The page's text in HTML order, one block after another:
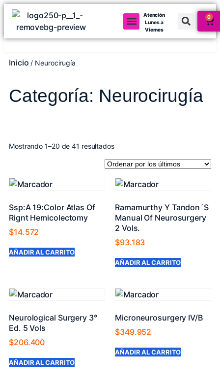
Atención
Lunes a
Viernes
0
Inicio / Neurocirugía
Categoría: Neurocirugía
Mostrando 1–20 de 41 resultados
Ssp:A 19:Color Atlas Of
Rignt Hemicolectomy
$14.572
AÑADIR AL CARRITO
Ramamurthy Y Tandon´S
Manual Of Neurosurgery
2 Vols.
$93.183
AÑADIR AL CARRITO
Neurological Surgery 3°
Ed. 5 Vols
$206.400
AÑADIR AL CARRITO
Microneurosurgery IV/B
$349.952
AÑADIR AL CARRITO